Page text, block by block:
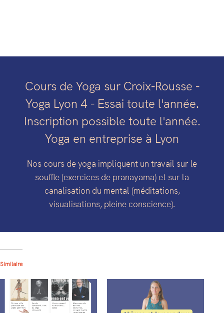
Cours de Yoga sur Croix-Rousse -
Yoga Lyon 4 - Essai toute l'année.
Inscription possible toute l'année.
Yoga en entreprise à Lyon
Nos cours de yoga impliquent un travail sur le
souffle (exercices de pranayama) et sur la
canalisation du mental (méditations,
visualisations, pleine conscience).
Similaire